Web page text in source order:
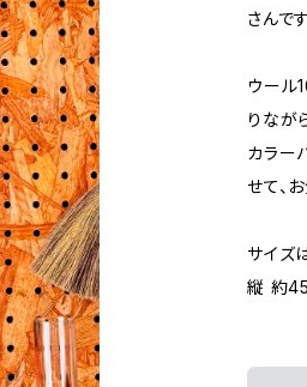
さんです
ウール
りなが
カラー
せて、
サイズ
縦 約